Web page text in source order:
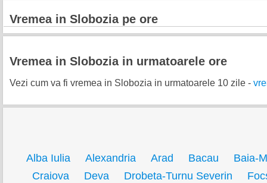
Vremea in Slobozia pe ore
Vremea in Slobozia in urmatoarele ore
Vezi cum va fi vremea in Slobozia in urmatoarele 10 zile -
Alba Iulia Alexandria Arad Bacau Baia-
Craiova
Deva Drobeta-Turnu Severin